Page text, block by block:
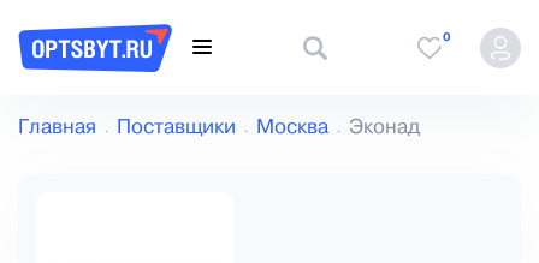
0
Главная Поставщики Москва Эконад